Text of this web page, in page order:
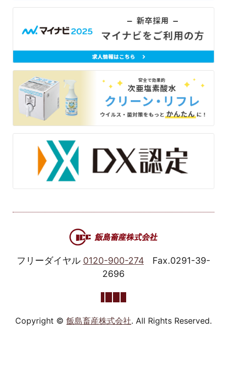
フリーダイヤル 0120-900-274
Fax.0291-39-
2696
Copyright © 飯島畜産株式会社. All Rights Reserved.